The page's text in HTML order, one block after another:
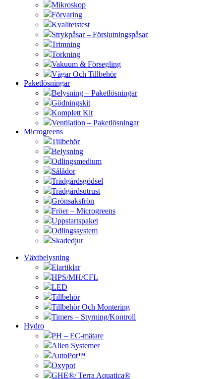
Mikroskop
Förvaring
Kvalitetstest
Strykpåsar – Förslutningspåsar
Trimning
Torkning
Vakuum & Försegling
Vågar Och Tillbehör
Paketlösningar
Belysning – Paketlösningar
Gödningskit
Komplett Kit
Ventilation – Paketlösningar
Microgreens
Tillbehör
Belysning
Odlingsmedium
Sålådor
Trädgårdsgödsel
Trädgårdsutrust
Grönsaksfrön
Fröer – Microgreens
Uppstartspaket
Odlingssystem
Skadedjur
Växtbelysning
Elartiklar
HPS/MH/CFL
LED
Tillbehör
Tillbehör Och Montering
Timers – Styrning/Kontroll
Hydro
PH – EC-mätare
Alien Systemer
AutoPot™
Oxypot
GHE®/ Terra Aquatica®